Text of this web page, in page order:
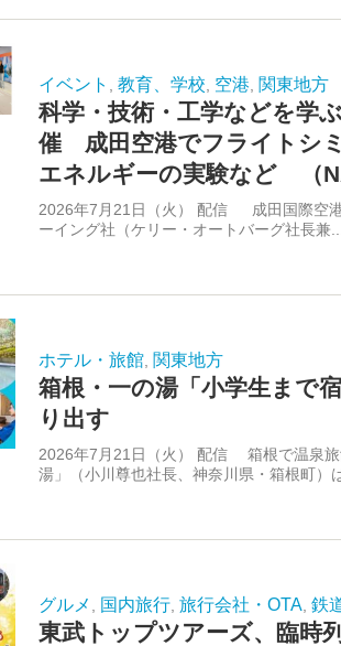
イベント , 教育、学校, 空港, 関東地方
科学・技術・工学などを学
催 成田空港でフライトシ
エネルギーの実験など （
2026年7月21日（火） 配信 成田国際空
ーイング社（ケリー・オートバーグ社長兼
ホテル・旅館, 関東地方
箱根・一の湯「小学生まで
り出す
2026年7月21日（火） 配信 箱根で温泉旅
湯」（小川尊也社長、神奈川県・箱根町）
グルメ 国内旅行, 旅行会社・OTA, 鉄
東武トップツアーズ、臨時